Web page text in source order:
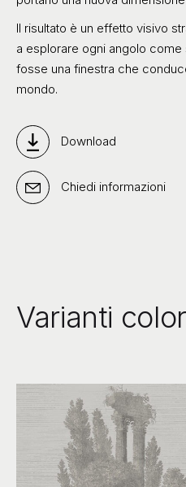
Il risultato è un effetto visivo
a esplorare ogni angolo come
fosse una finestra che
mondo.
Download
Chiedi informazioni
Varianti